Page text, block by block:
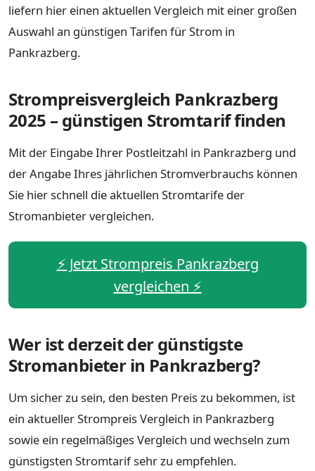
liefern hier einen aktuellen Vergleich mit einer großen
Auswahl an günstigen Tarifen für Strom in
Pankrazberg.
Strompreisvergleich Pankrazberg
2025 – günstigen Stromtarif finden
Mit der Eingabe Ihrer Postleitzahl in Pankrazberg und
der Angabe Ihres jährlichen Stromverbrauchs können
Sie hier schnell die aktuellen Stromtarife der
Stromanbieter vergleichen.
⚡️ Jetzt Strompreis Pankrazberg
vergleichen ⚡️
Wer ist derzeit der günstigste
Stromanbieter in Pankrazberg?
Um sicher zu sein, den besten Preis zu bekommen, ist
ein aktueller Strompreis Vergleich in Pankrazberg
sowie ein regelmäßiges Vergleich und wechseln zum
günstigsten Stromtarif sehr zu empfehlen.